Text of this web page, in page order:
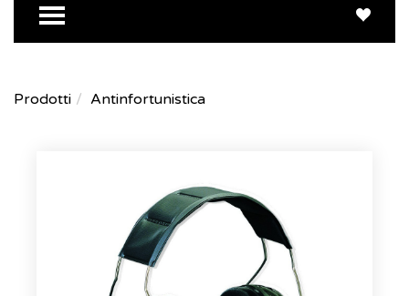
TOGGLE MENU
Prodotti Antinfortunistica